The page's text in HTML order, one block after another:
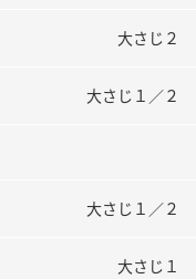
大さじ２
大さじ１／２
大さじ１／２
大さじ１